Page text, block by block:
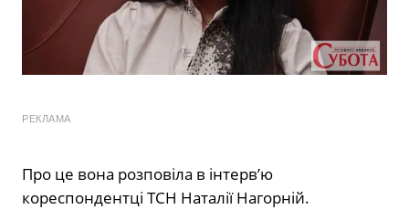
РЕКЛАМА
Про це вона розповіла в інтерв’ю
кореспондентці ТСН Наталії Нагорній.